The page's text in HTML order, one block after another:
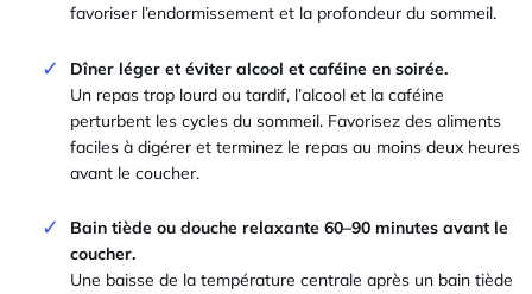
favoriser l’endormissement et la profondeur du sommeil.
Dîner léger et éviter alcool et caféine en soirée.
Un repas trop lourd ou tardif, l’alcool et la caféine
perturbent les cycles du sommeil. Favorisez des aliments
faciles à digérer et terminez le repas au moins deux heures
avant le coucher.
Bain tiède ou douche relaxante 60–90 minutes avant le
coucher.
Une baisse de la température centrale après un bain tiède